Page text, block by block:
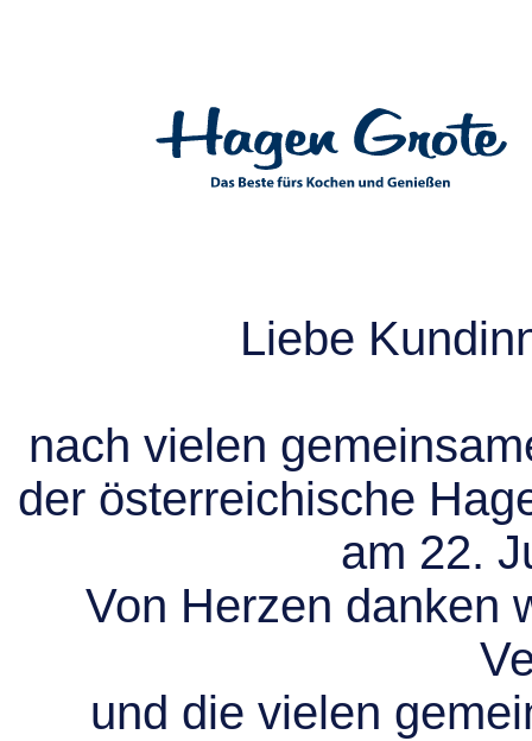
Liebe
nach vielen
der österreichische
am 22.
Von Herzen danken
und die vielen